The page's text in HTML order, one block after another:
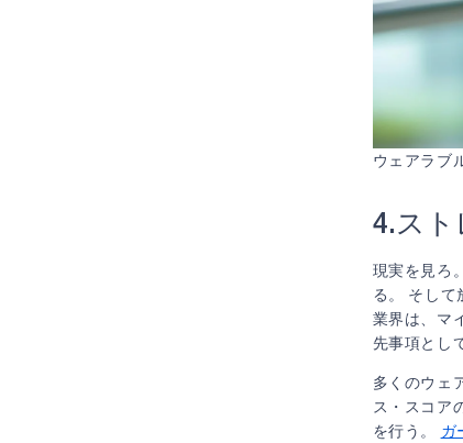
ウェアラブ
4.スト
現実を見ろ
る。 そして
業界は、マ
先事項とし
多くのウェ
ス・スコア
を行う。 ガ